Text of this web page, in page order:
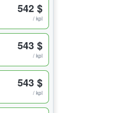
542 $
/ kpl
543 $
/ kpl
543 $
/ kpl